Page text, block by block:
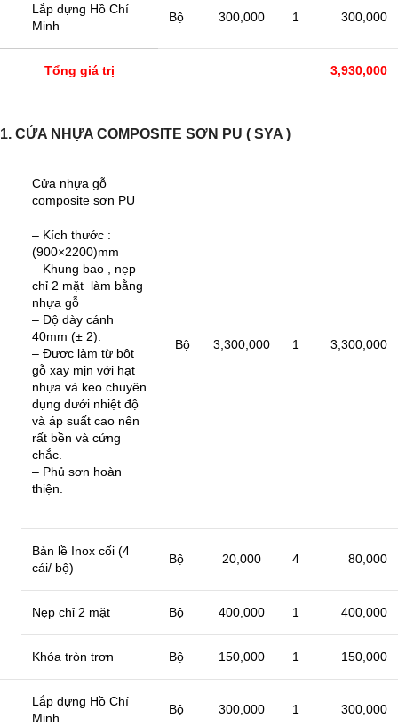
Lắp dựng Hồ Chí
Minh
Bộ 300,000 1 300,000
Tổng giá trị 3,930,000
1. CỬA NHỰA COMPOSITE SƠN PU ( SYA )
Cửa nhựa gỗ
composite sơn PU
– Kích thước :
(900×2200)mm
– Khung bao , nẹp
chỉ 2 mặt làm bằng
nhựa gỗ
– Độ dày cánh
40mm (± 2).
– Được làm từ bột
gỗ xay mịn với hạt
nhựa và keo chuyên
dụng dưới nhiệt độ
và áp suất cao nên
rất bền và cứng
chắc.
– Phủ sơn hoàn
thiện.
Bộ 3,300,000 1 3,300,000
Bản lề Inox cối (4
cái/ bộ)
Bộ 20,000 4 80,000
Nẹp chỉ 2 mặt Bộ 400,000 1 400,000
Khóa tròn trơn Bộ 150,000 1 150,000
Lắp dựng Hồ Chí
Minh
Bộ 300,000 1 300,000